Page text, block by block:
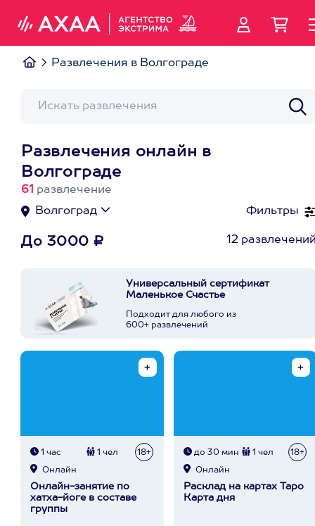
Развлечения в Волгограде
Развлечения онлайн в
Волгограде
61 развлечение
Фильтры
Волгоград
До 3000 ₽ 12
Универсальный сертификат
Маленькое Счастье
Подходит для любого из
600+ развлечений
1 час 1 чел 18+
Онлайн
Онлайн-занятие по
хатха-йоге в составе
группы
до 30 мин 1 чел 18+
Онлайн
Расклад на картах Таро
Карта дня